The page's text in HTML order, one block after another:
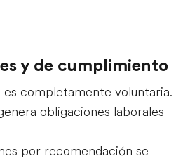
y de cumplimiento
es completamente voluntaria.
obligaciones laborales
por recomendación se